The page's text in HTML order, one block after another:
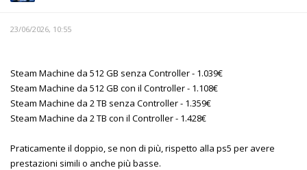
23/06/2026, 10:55
Steam Machine da 512 GB senza Controller - 1.039€
Steam Machine da 512 GB con il Controller - 1.108€
Steam Machine da 2 TB senza Controller - 1.359€
Steam Machine da 2 TB con il Controller - 1.428€
Praticamente il doppio, se non di più, rispetto alla ps5 per avere
prestazioni simili o anche più basse.